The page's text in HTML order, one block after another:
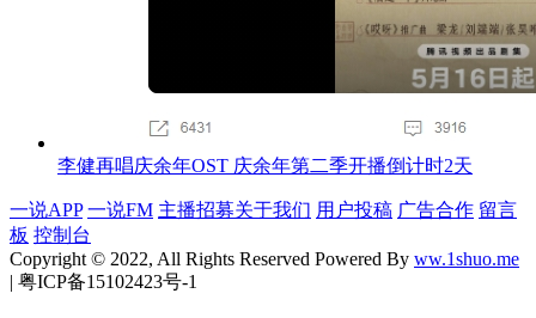
李健再唱庆余年OST 庆余年第二季开播倒计时2天
一说APP 一说FM 主播招募关于我们 用户投稿 广告合作 留言
板 控制台
Copyright © 2022, All Rights Reserved Powered By ww.1shuo.me
| 粤ICP备15102423号-1